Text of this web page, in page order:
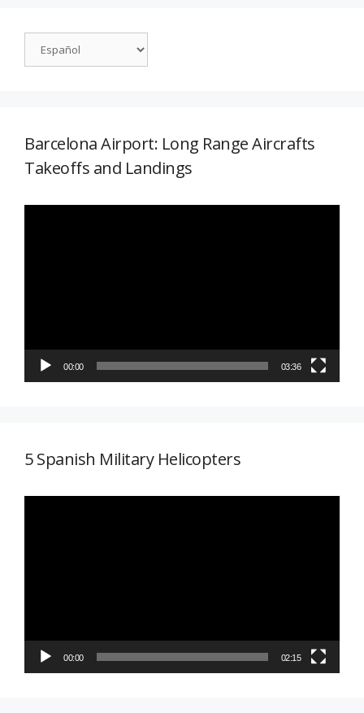
Barcelona Airport: Long Range Aircrafts
Takeoffs and Landings
00:00 03:36
5 Spanish Military Helicopters
00:00 02:15